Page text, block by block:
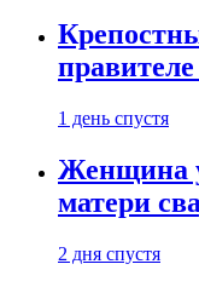
1 день спустя
Женщина
матери
2 дня спустя